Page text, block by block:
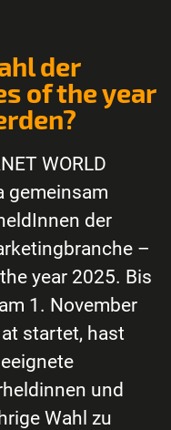
der
of the year
WORLD
gemeinsam
der
–
year 2025. Bis
1. November
startet, hast
und
Wahl zu